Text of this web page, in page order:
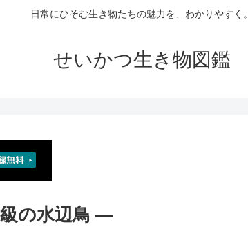
日常にひそむ生き物たちの魅力を、わかりやすく。
せいかつ生き物図鑑
の水辺鳥 ―